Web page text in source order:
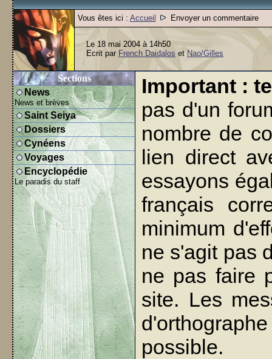
Vous êtes ici : Accueil Envoyer un commentaire
Le 18 mai 2004 à 14h50
Ecrit par French Daidalos et Nao/Gilles
Sections
News
News et brèves
Saint Seiya
Dossiers
Cynéens
Voyages
Encyclopédie
Le paradis du staff
Important :
pas d'un
nombre de
lien direct
essayons
français
minimum
ne s'agit pas
ne pas faire
site. Les
possible.